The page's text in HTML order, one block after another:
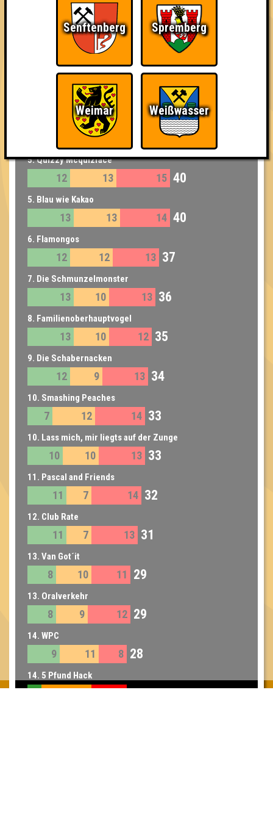
14 14 14 42
3. Zerschmetterlinge
12 15 41
5. Käptn Kienitz
13 16 40
5. Quizzy Mcquizface
12 13 15 40
5. Blau wie Kakao
13 13 14 40
6. Flamongos
12 12 13 37
7. Die Schmunzelmonster
13 10 13 36
8. Familienoberhauptvogel
13 10 12 35
9. Die Schabernacken
12 9 13 34
10. Smashing Peaches
7 12 14 33
10. Lass mich, mir liegts auf der Zunge
10 10 13 33
11. Pascal and Friends
11 7 14 32
12. Club Rate
11 7 13 31
13. Van Got´it
8 10 11 29
13. Oralverkehr
8 9 12 29
14. WPC
9 11 8 28
14. 5 Pfund Hack
Senftenberg Spremberg
Weimar Weißwasser